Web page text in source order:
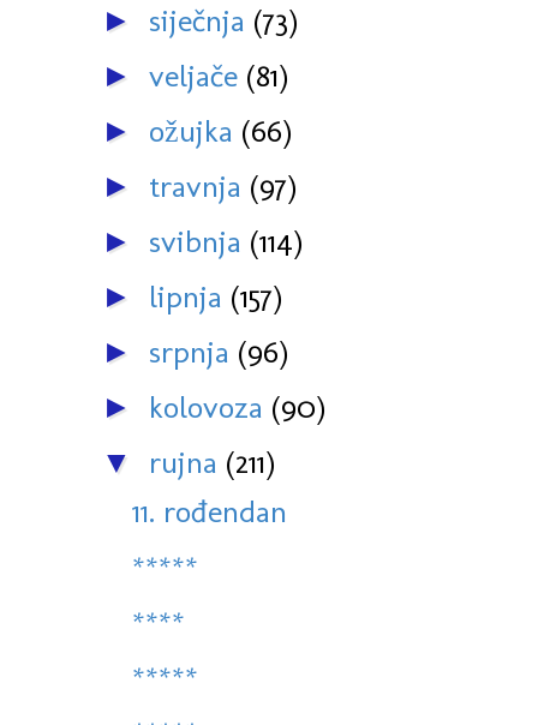
► siječnja (73)
► veljače (81)
► ožujka (66)
► travnja (97)
► svibnja (114)
► lipnja (157)
► srpnja (96)
► kolovoza (90)
▼ rujna (211)
11. rođendan
*****
****
*****